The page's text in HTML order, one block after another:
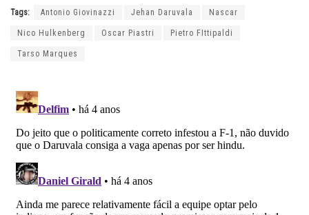
Tags: Antonio Giovinazzi Jehan Daruvala Nascar
Nico Hulkenberg Oscar Piastri Pietro FIttipaldi
Tarso Marques